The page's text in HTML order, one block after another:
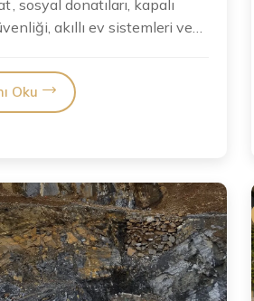
, sosyal donatıları, kapalı
akıllı ev sistemleri ve
Oku